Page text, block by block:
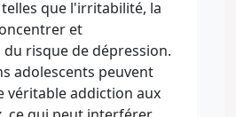
que l'irritabilité, la
et
risque de dépression.
adolescents peuvent
véritable addiction aux